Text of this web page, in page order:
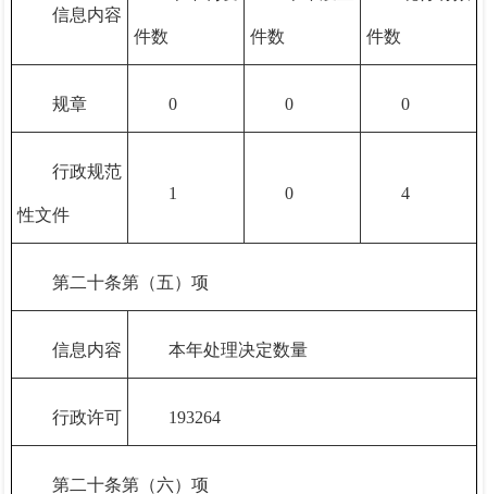
信息内容
件数 件数 件数
规章 0 0 0
行政规范
性文件
1 0 4
第二十条第（五）项
信息内容 本年处理决定数量
行政许可 193264
第二十条第（六）项